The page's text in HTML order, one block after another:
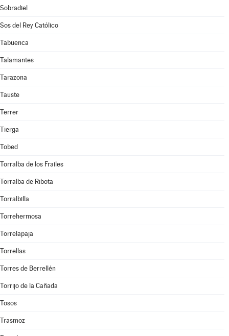
Sobradiel
Sos del Rey Católico
Tabuenca
Talamantes
Tarazona
Tauste
Terrer
Tierga
Tobed
Torralba de los Frailes
Torralba de Ribota
Torralbilla
Torrehermosa
Torrelapaja
Torrellas
Torres de Berrellén
Torrijo de la Cañada
Tosos
Trasmoz